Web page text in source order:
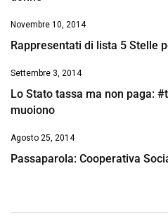
Novembre 10, 2014
Rappresentati di lista 5 Stelle
Settembre 3, 2014
Lo Stato tassa ma non paga:
muoiono
Agosto 25, 2014
Passaparola: Cooperativa